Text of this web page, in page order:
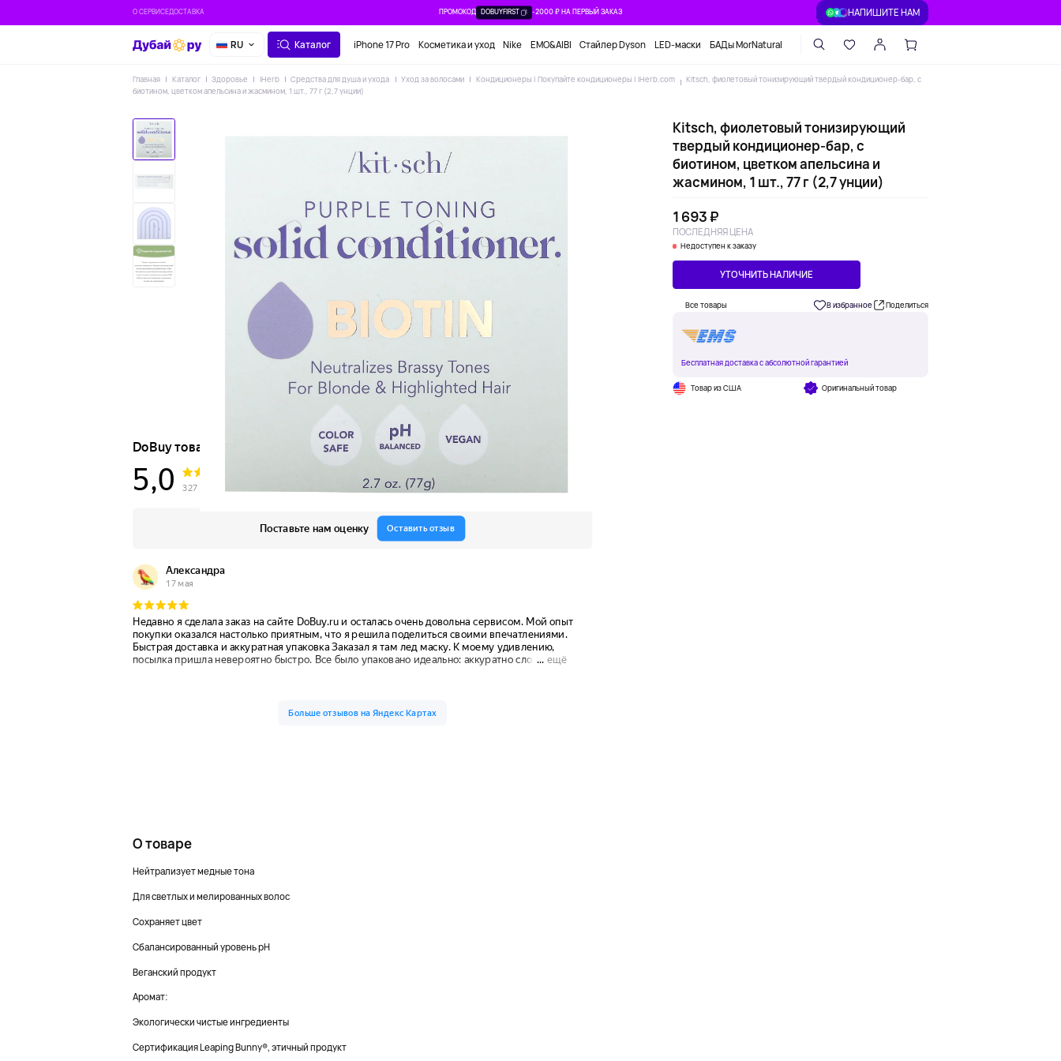
О СЕРВИСЕДОСТАВКА ПРОМОКОД DOBUYFIRST -2000 ₽ НА ПЕРВЫЙ ЗАКАЗ НАПИШИТЕ НАМ
RU Каталог iPhone 17 Pro Косметика и уход Nike EMO&AIBI Стайлер Dyson LED-маски БАДы MorNatural
Главная Каталог Здоровье IHerb Средства для душа и ухода Уход за волосами Кондиционеры | Покупайте кондиционеры | iHerb.com
Kitsch, фиолетовый тонизирующий твердый кондиционер-бар, с
биотином, цветком апельсина и жасмином, 1 шт., 77 г (2,7 унции)
Kitsch, фиолетовый тонизирующий
твердый кондиционер-бар, с
биотином, цветком апельсина и
жасмином, 1 шт., 77 г (2,7 унции)
1 693 ₽
ПОСЛЕДНЯЯ ЦЕНА
Недоступен к заказу
УТОЧНИТЬ НАЛИЧИЕ
Все товары В избранное Поделиться
Бесплатная доставка с абсолютной гарантией
Товар из США Оригинальный товар
О товаре
Нейтрализует медные тона
Для светлых и мелированных волос
Сохраняет цвет
Сбалансированный уровень pH
Веганский продукт
Аромат:
Экологически чистые ингредиенты
Сертификация Leaping Bunny®, этичный продукт